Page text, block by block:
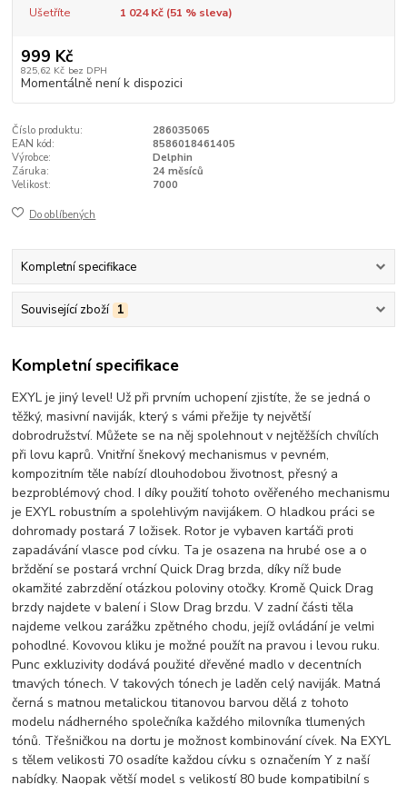
Ušetříte 1 024 Kč (51 % sleva)
999 Kč
825,62 Kč bez DPH
Momentálně není k dispozici
Číslo produktu:
286035065
EAN kód:
8586018461405
Výrobce:
Delphin
Záruka:
24 měsíců
Velikost:
7000
Do oblíbených
Kompletní specifikace
Související zboží 1
Kompletní specifikace
EXYL je jiný level! Už při prvním uchopení zjistíte, že se jedná o
těžký, masivní naviják, který s vámi přežije ty největší
dobrodružství. Můžete se na něj spolehnout v nejtěžších chvílích
při lovu kaprů. Vnitřní šnekový mechanismus v pevném,
kompozitním těle nabízí dlouhodobou životnost, přesný a
bezproblémový chod. I díky použití tohoto ověřeného mechanismu
je EXYL robustním a spolehlivým navijákem. O hladkou práci se
dohromady postará 7 ložisek. Rotor je vybaven kartáči proti
zapadávání vlasce pod cívku. Ta je osazena na hrubé ose a o
brždění se postará vrchní Quick Drag brzda, díky níž bude
okamžité zabrzdění otázkou poloviny otočky. Kromě Quick Drag
brzdy najdete v balení i Slow Drag brzdu. V zadní části těla
najdeme velkou zarážku zpětného chodu, jejíž ovládání je velmi
pohodlné. Kovovou kliku je možné použít na pravou i levou ruku.
Punc exkluzivity dodává použité dřevěné madlo v decentních
tmavých tónech. V takových tónech je laděn celý naviják. Matná
černá s matnou metalickou titanovou barvou dělá z tohoto
modelu nádherného společníka každého milovníka tlumených
tónů. Třešničkou na dortu je možnost kombinování cívek. Na EXYL
s tělem velikosti 70 osadíte každou cívku s označením Y z naší
nabídky. Naopak větší model s velikostí 80 bude kompatibilní s